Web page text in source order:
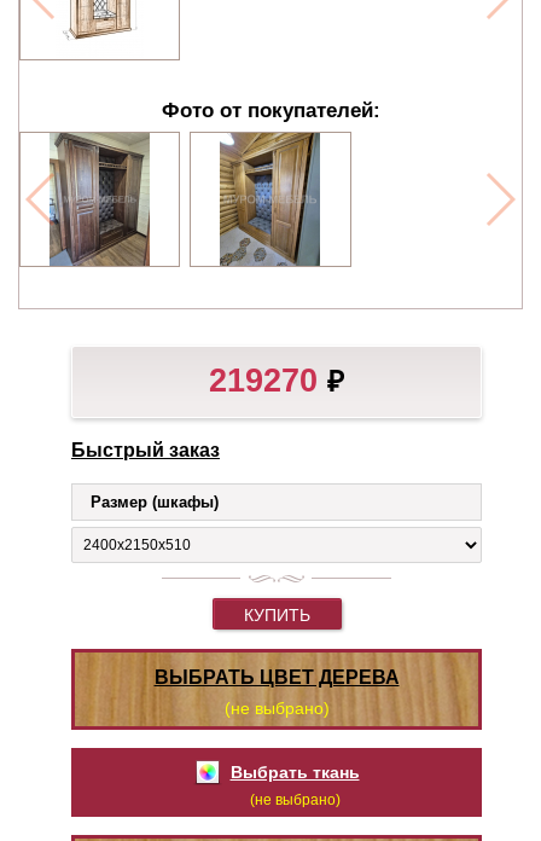
Фото от покупателей:
219270 ₽
Быстрый заказ
Размер (шкафы)
КУПИТЬ
ВЫБРАТЬ ЦВЕТ ДЕРЕВА
(не выбрано)
Выбрать ткань
(не выбрано)